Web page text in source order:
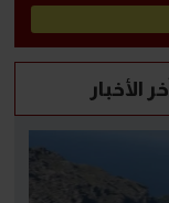
الأخبار